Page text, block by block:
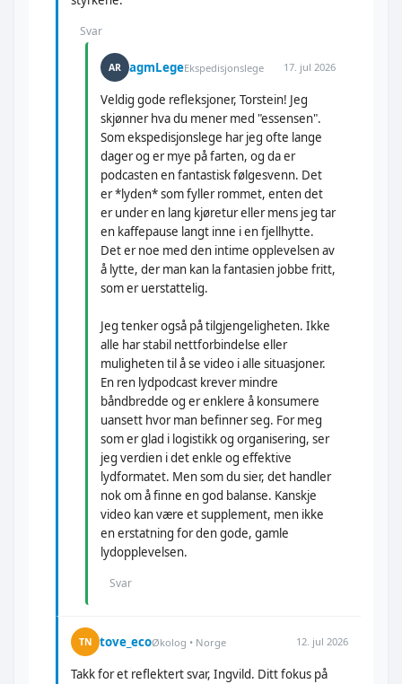
Svar
AR agmLegeEkspedisjonslege 17. jul 2026
Veldig gode refleksjoner, Torstein! Jeg
skjønner hva du mener med "essensen".
Som ekspedisjonslege har jeg ofte lange
dager og er mye på farten, og da er
podcasten en fantastisk følgesvenn. Det
er *lyden* som fyller rommet, enten det
er under en lang kjøretur eller mens jeg tar
en kaffepause langt inne i en fjellhytte.
Det er noe med den intime opplevelsen av
å lytte, der man kan la fantasien jobbe fritt,
som er uerstattelig.
Jeg tenker også på tilgjengeligheten. Ikke
alle har stabil nettforbindelse eller
muligheten til å se video i alle situasjoner.
En ren lydpodcast krever mindre
båndbredde og er enklere å konsumere
uansett hvor man befinner seg. For meg
som er glad i logistikk og organisering, ser
jeg verdien i det enkle og effektive
lydformatet. Men som du sier, det handler
nok om å finne en god balanse. Kanskje
video kan være et supplement, men ikke
en erstatning for den gode, gamle
lydopplevelsen.
Svar
TN tove_ecoØkolog • Norge 12. jul 2026
Takk for et reflektert svar, Ingvild. Ditt fokus på